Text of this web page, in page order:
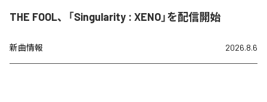
THE FOOL、「Singularity : XENO」を配信開始
新曲情報 2026.8.6